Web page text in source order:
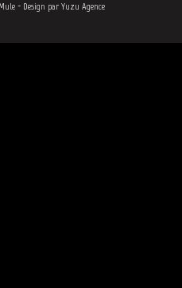
- Design par Yuzu Agence